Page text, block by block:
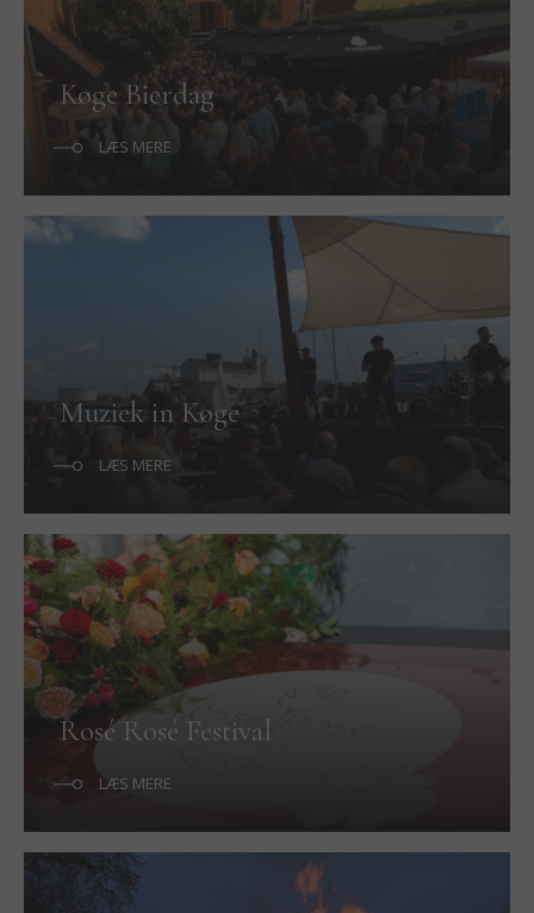
Køge Bierdag
LÆS MERE
Muziek in Køge
LÆS MERE
Rosé Rosé Festival
LÆS MERE